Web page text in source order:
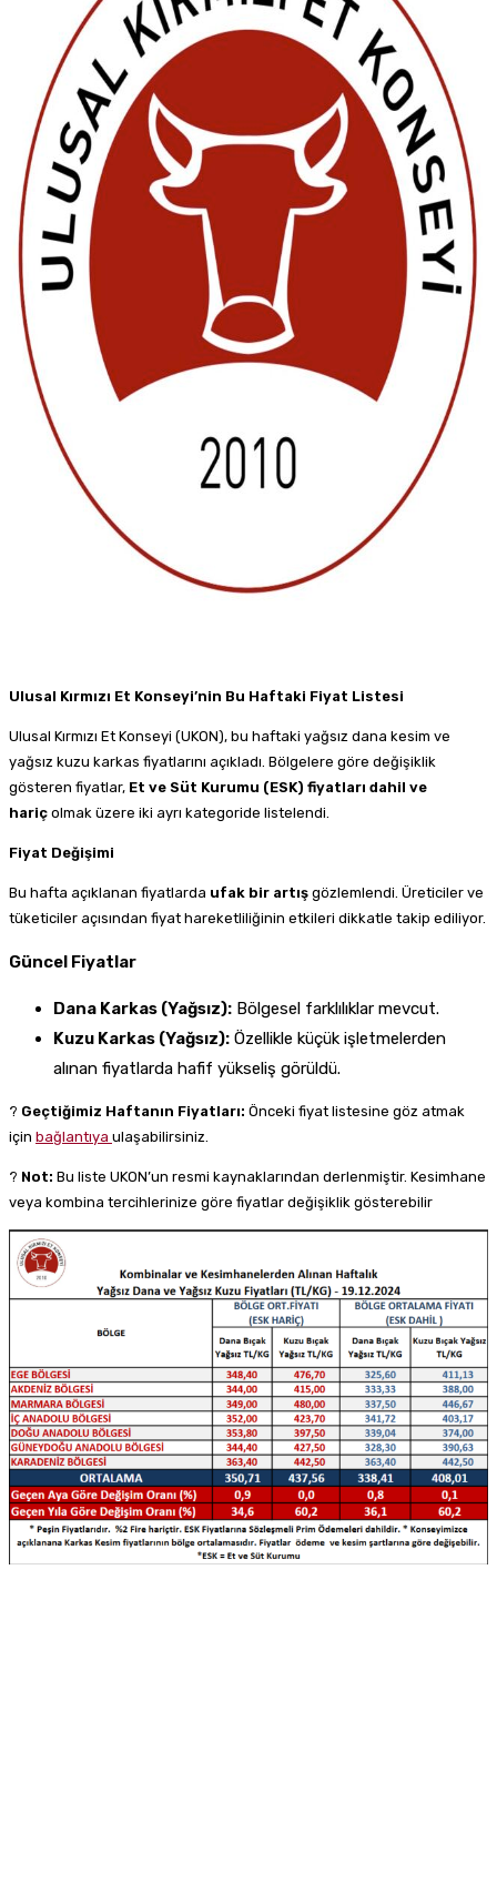
Ulusal Kırmızı Et Konseyi’nin Bu Haftaki Fiyat Listesi
Ulusal Kırmızı Et Konseyi (UKON), bu haftaki yağsız dana kesim ve
yağsız kuzu karkas fiyatlarını açıkladı. Bölgelere göre değişiklik
gösteren fiyatlar, Et ve Süt Kurumu (ESK) fiyatları dahil ve
hariç olmak üzere iki ayrı kategoride listelendi.
Fiyat Değişimi
Bu hafta açıklanan fiyatlarda ufak bir artış gözlemlendi. Üreticiler ve
tüketiciler açısından fiyat hareketliliğinin etkileri dikkatle takip ediliyor.
Güncel Fiyatlar
Dana Karkas (Yağsız): Bölgesel farklılıklar mevcut.
Kuzu Karkas (Yağsız): Özellikle küçük işletmelerden
alınan fiyatlarda hafif yükseliş görüldü.
? Geçtiğimiz Haftanın Fiyatları: Önceki fiyat listesine göz atmak
için bağlantıya ulaşabilirsiniz.
? Not: Bu liste UKON’un resmi kaynaklarından derlenmiştir. Kesimhane
veya kombina tercihlerinize göre fiyatlar değişiklik gösterebilir